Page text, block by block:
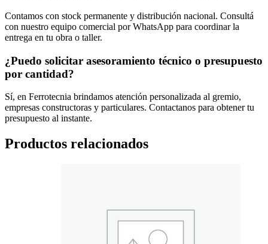
Contamos con stock permanente y distribución nacional. Consultá
con nuestro equipo comercial por WhatsApp para coordinar la
entrega en tu obra o taller.
¿Puedo solicitar asesoramiento técnico o presupuesto
por cantidad?
Sí, en Ferrotecnia brindamos atención personalizada al gremio,
empresas constructoras y particulares. Contactanos para obtener tu
presupuesto al instante.
Productos relacionados